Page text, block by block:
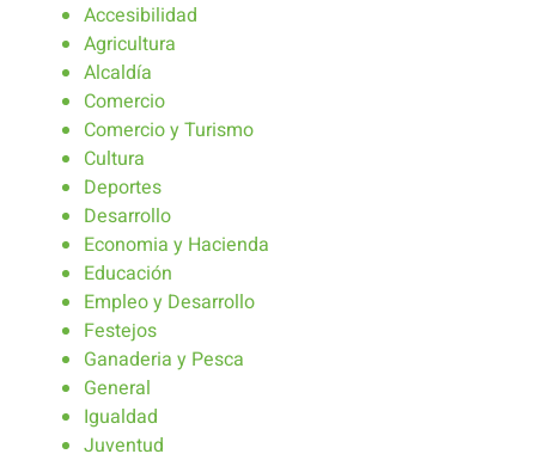
Accesibilidad
Agricultura
Alcaldía
Comercio
Comercio y Turismo
Cultura
Deportes
Desarrollo
Economia y Hacienda
Educación
Empleo y Desarrollo
Festejos
Ganaderia y Pesca
General
Igualdad
Juventud